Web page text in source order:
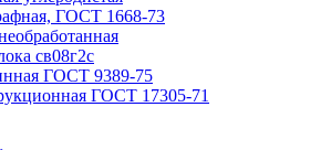
ГОСТ 1668-73
св08г2с
ГОСТ 9389-75
ГОСТ 17305-71